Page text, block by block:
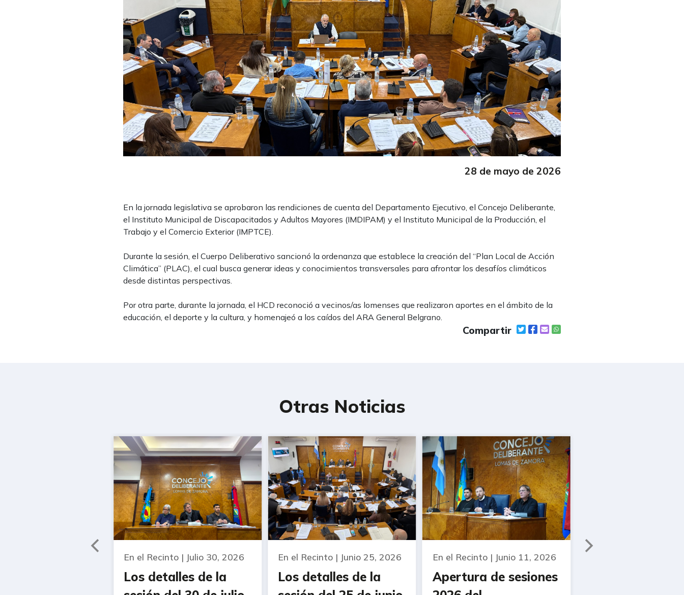
28 de mayo de 2026
En la jornada legislativa se aprobaron las rendiciones de cuenta del Departamento Ejecutivo, el Concejo Deliberante,
el Instituto Municipal de Discapacitados y Adultos Mayores (IMDIPAM) y el Instituto Municipal de la Producción, el
Trabajo y el Comercio Exterior (IMPTCE).
Durante la sesión, el Cuerpo Deliberativo sancionó la ordenanza que establece la creación del “Plan Local de Acción
Climática” (PLAC), el cual busca generar ideas y conocimientos transversales para afrontar los desafíos climáticos
desde distintas perspectivas.
Por otra parte, durante la jornada, el HCD reconoció a vecinos/as lomenses que realizaron aportes en el ámbito de la
educación, el deporte y la cultura, y homenajeó a los caídos del ARA General Belgrano.
Compartir
Otras Noticias
En el Recinto | Junio 25, 2026
Los detalles de la
En el Recinto | Junio 11, 2026
Apertura de sesiones
En el Recinto | Julio 30, 2026
Los detalles de la